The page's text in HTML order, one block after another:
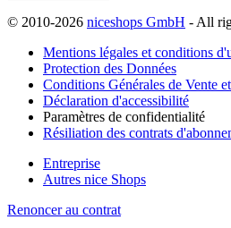
© 2010-2026 niceshops GmbH - All
Mentions légales et conditions
Protection des Données
Conditions Générales de Vente
Déclaration d'accessibilité
Paramètres de confidentialité
Résiliation des contrats
Entreprise
Autres nice Shops
Renoncer au contrat